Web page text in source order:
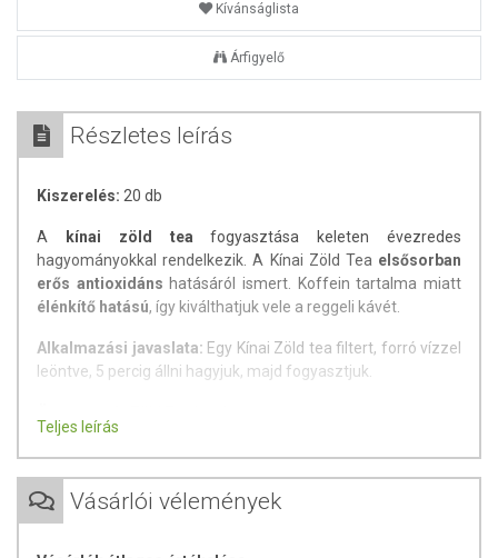
Kívánságlista
Árfigyelő
Részletes leírás
Kiszerelés: 20 db
A kínai zöld tea fogyasztása keleten évezredes
hagyományokkal rendelkezik. A Kínai Zöld Tea elsősorban
erős antioxidáns hatásáról ismert. Koffein tartalma miatt
élénkítő hatású, így kiválthatjuk vele a reggeli kávét.
Alkalmazási javaslata: Egy Kínai Zöld tea filtert, forró vízzel
leöntve, 5 percig állni hagyjuk, majd fogyasztjuk.
Tárolás:Száraz, hűvös helyen tartandó!
Minőségét megőrzi: a csomagoláson / terméken jelezett
Teljes leírás
Vásárlói vélemények